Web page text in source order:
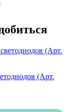
(Арт.